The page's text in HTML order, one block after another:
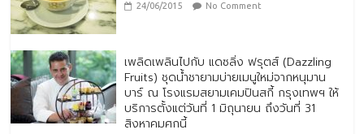
24/06/2015 No Comment
เพลิดเพลินไปกับ แดซลิ่ง ฟรุตส์ (Dazzling
Fruits) ชุดน้ำชายามบ่ายเมนูใหม่จากหนุมาน
บาร์ ณ โรงแรมสยามเคมปินสกี้ กรุงเทพฯ ให้
บริการตั้งแต่วันที่ 1 มิถุนายน ถึงวันที่ 31
สิงหาคมศกนี้